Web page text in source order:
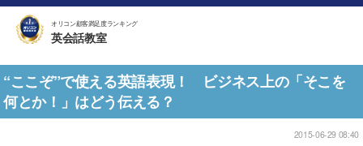
オリコン顧客満足度ランキング
英会話教室
“ここぞ”で使える英語表現！ ビジネス上の「そこを
何とか！」はどう伝える？
2015-06-29 08:40